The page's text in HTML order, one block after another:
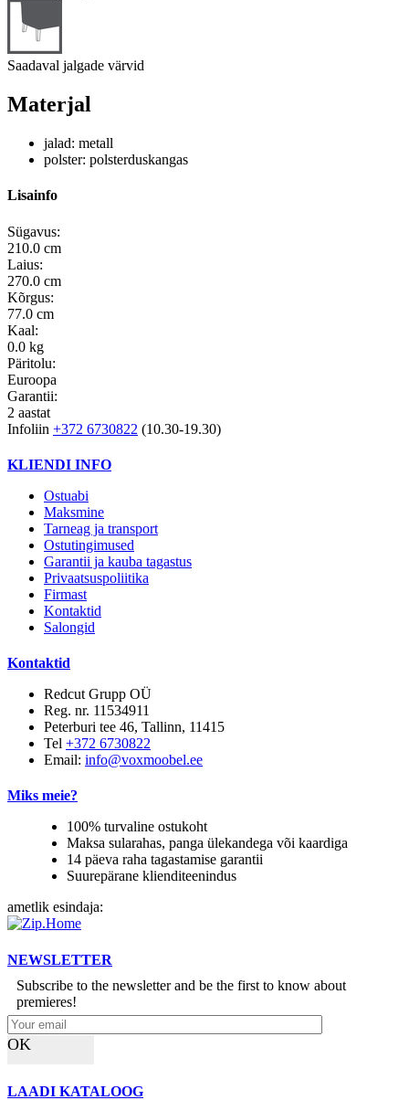
Saadaval jalgade värvid
Materjal
jalad: metall
polster: polsterduskangas
Lisainfo
Sügavus:
210.0 cm
Laius:
270.0 cm
Kõrgus:
77.0 cm
Kaal:
0.0 kg
Päritolu:
Euroopa
Garantii:
2 aastat
Infoliin +372 6730822 (10.30-19.30)
KLIENDI INFO
Ostuabi
Maksmine
Tarneag ja transport
Ostutingimused
Garantii ja kauba tagastus
Privaatsuspoliitika
Firmast
Kontaktid
Salongid
Kontaktid
Redcut Grupp OÜ
Reg. nr. 11534911
Peterburi tee 46, Tallinn, 11415
Tel +372 6730822
Email: info@voxmoobel.ee
Miks meie?
100% turvaline ostukoht
Maksa sularahas, panga ülekandega või kaardiga
14 päeva raha tagastamise garantii
Suurepärane klienditeenindus
ametlik esindaja:
NEWSLETTER
Subscribe to the newsletter and be the first to know about
premieres!
OK
LAADI KATALOOG